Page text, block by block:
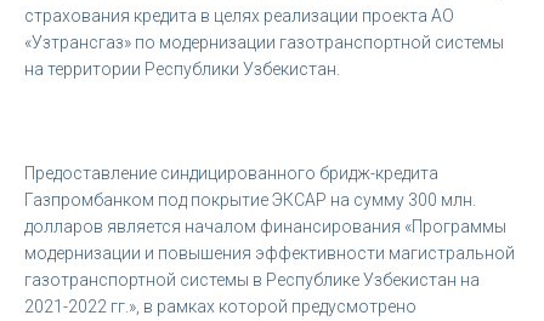
страхования кредита в целях реализации проекта АО
«Узтрансгаз» по модернизации газотранспортной системы
на территории Республики Узбекистан.
Предоставление синдицированного бридж-кредита
Газпромбанком под покрытие ЭКСАР на сумму 300 млн.
долларов является началом финансирования «Программы
модернизации и повышения эффективности магистральной
газотранспортной системы в Республике Узбекистан на
2021-2022 гг.», в рамках которой предусмотрено